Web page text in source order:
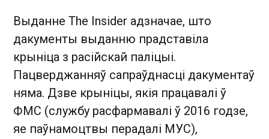
Выданне The Insider адзначае, што
дакументы выданню прадставіла
крыніца з расійскай паліцыі.
Пацверджанняў сапраўднасці дакументаў
няма. Дзве крыніцы, якія працавалі ў
ФМС (службу расфармавалі ў 2016 годзе,
яе паўнамоцтвы перадалі МУС),